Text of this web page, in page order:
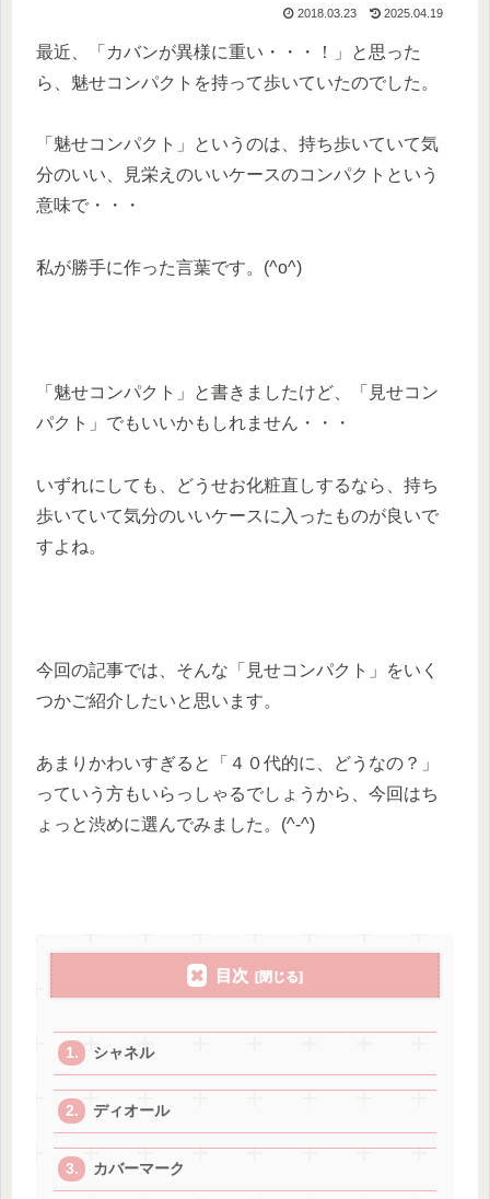
2018.03.23 2025.04.19
最近、「カバンが異様に重い・・・！」と思った
ら、魅せコンパクトを持って歩いていたのでした。
「魅せコンパクト」というのは、持ち歩いていて気
分のいい、見栄えのいいケースのコンパクトという
意味で・・・
私が勝手に作った言葉です。(^o^)
「魅せコンパクト」と書きましたけど、「見せコン
パクト」でもいいかもしれません・・・
いずれにしても、どうせお化粧直しするなら、持ち
歩いていて気分のいいケースに入ったものが良いで
すよね。
今回の記事では、そんな「見せコンパクト」をいく
つかご紹介したいと思います。
あまりかわいすぎると「４０代的に、どうなの？」
っていう方もいらっしゃるでしょうから、今回はち
ょっと渋めに選んでみました。(^-^)
目次
シャネル
ディオール
カバーマーク